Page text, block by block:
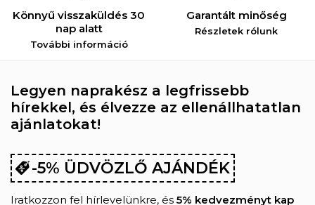
Könnyű visszaküldés 30
nap alatt
További információ
Garantált minőség
Részletek rólunk
Legyen naprakész a legfrissebb
hírekkel, és élvezze az ellenállhatatlan
ajánlatokat!
-5% ÜDVÖZLŐ AJÁNDÉK
Iratkozzon fel hírlevelünkre, és 5% kedvezményt kap